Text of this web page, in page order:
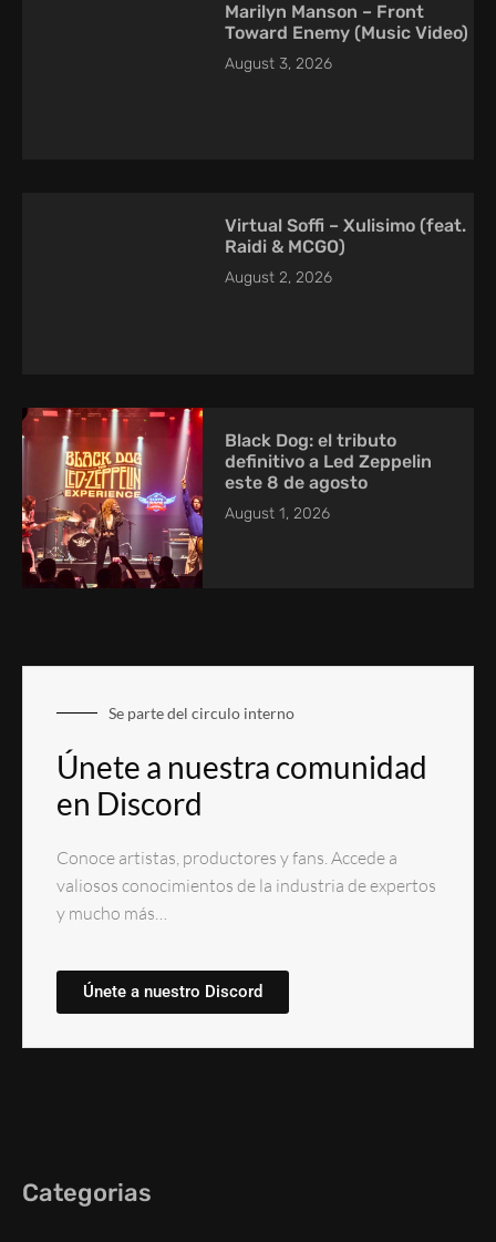
Marilyn Manson – Front
Toward Enemy (Music Video)
August 3, 2026
Virtual Soffi – Xulisimo (feat.
Raidi & MCGO)
August 2, 2026
Black Dog: el tributo
definitivo a Led Zeppelin
este 8 de agosto
August 1, 2026
Se parte del circulo interno
Únete a nuestra comunidad
en Discord
Conoce artistas, productores y fans. Accede a
valiosos conocimientos de la industria de expertos
y mucho más…
Únete a nuestro Discord
Categorias